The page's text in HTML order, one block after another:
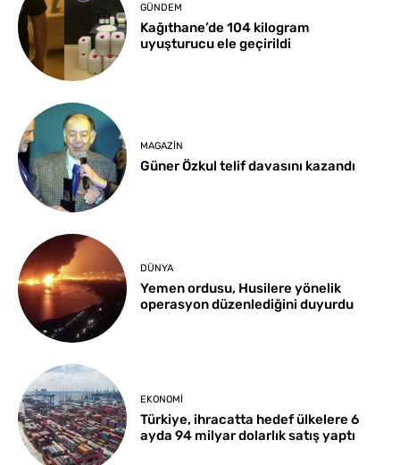
GÜNDEM
Kağıthane’de 104 kilogram
uyuşturucu ele geçirildi
MAGAZIN
Güner Özkul telif davasını kazandı
DÜNYA
Yemen ordusu, Husilere yönelik
operasyon düzenlediğini duyurdu
EKONOMI
Türkiye, ihracatta hedef ülkelere 6
ayda 94 milyar dolarlık satış yaptı